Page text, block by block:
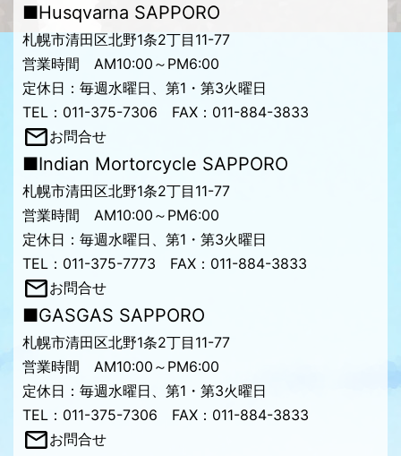
■Husqvarna SAPPORO
札幌市清田区北野1条2丁目11-77
営業時間 AM10:00～PM6:00
定休日：毎週水曜日、第1・第3火曜日
TEL：011-375-7306 FAX：011-884-3833
お問合せ
■Indian Mortorcycle SAPPORO
札幌市清田区北野1条2丁目11-77
営業時間 AM10:00～PM6:00
定休日：毎週水曜日、第1・第3火曜日
TEL：011-375-7773 FAX：011-884-3833
お問合せ
■GASGAS SAPPORO
札幌市清田区北野1条2丁目11-77
営業時間 AM10:00～PM6:00
定休日：毎週水曜日、第1・第3火曜日
TEL：011-375-7306 FAX：011-884-3833
お問合せ